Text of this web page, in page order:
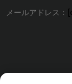
メールアドレス：